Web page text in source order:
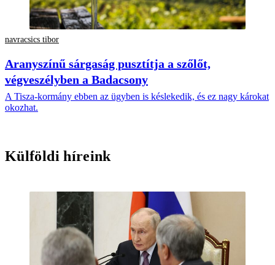
navracsics tibor
Aranyszínű sárgaság pusztítja a szőlőt,
végveszélyben a Badacsony
A Tisza-kormány ebben az ügyben is késlekedik, és ez nagy károkat
okozhat.
Külföldi híreink